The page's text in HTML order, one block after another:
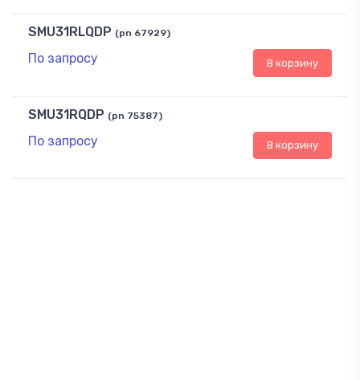
SMU31RLQDP (pn 67929)
По запросу В корзину
SMU31RQDP (pn 75387)
По запросу В корзину